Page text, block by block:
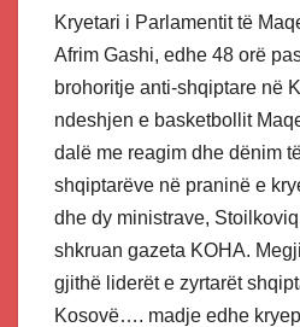
Kryetari i Parlamentit të
Afrim Gashi, edhe 48 orë
brohoritje anti-shqiptare në
ndeshjen e basketbollit
dalë me reagim dhe dënim
shqiptarëve në praninë e
dhe dy ministrave,
shkruan gazeta KOHA.
gjithë liderët e zyrtarët
Kosovë…. madje edhe